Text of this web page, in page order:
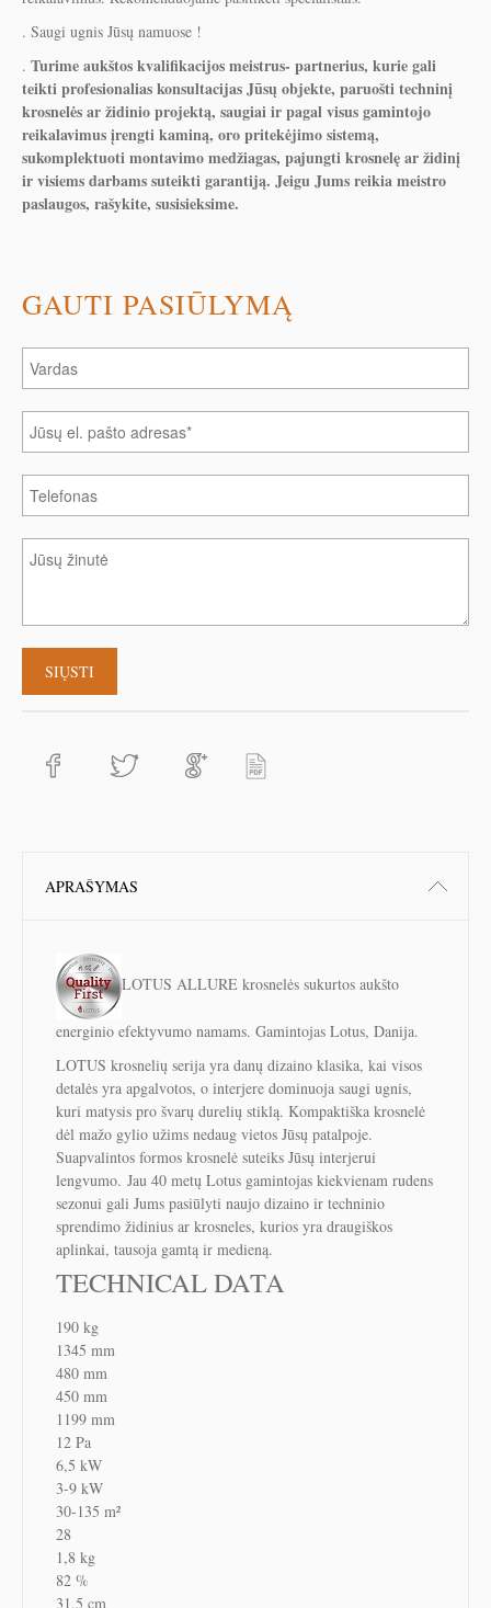
. Saugi ugnis Jūsų namuose !
. Turime aukštos kvalifikacijos meistrus- partnerius, kurie gali
teikti profesionalias konsultacijas Jūsų objekte, paruošti techninį
krosnelės ar židinio projektą, saugiai ir pagal visus gamintojo
reikalavimus įrengti kaminą, oro pritekėjimo sistemą,
sukomplektuoti montavimo medžiagas, pajungti krosnelę ar židinį
ir visiems darbams suteikti garantiją. Jeigu Jums reikia meistro
paslaugos, rašykite, susisieksime.
GAUTI PASIŪLYMĄ
APRAŠYMAS
LOTUS ALLURE krosnelės sukurtos aukšto
energinio efektyvumo namams. Gamintojas Lotus, Danija.
LOTUS krosnelių serija yra danų dizaino klasika, kai visos
detalės yra apgalvotos, o interjere dominuoja saugi ugnis,
kuri matysis pro švarų durelių stiklą. Kompaktiška krosnelė
dėl mažo gylio užims nedaug vietos Jūsų patalpoje.
Suapvalintos formos krosnelė suteiks Jūsų interjerui
lengvumo. Jau 40 metų Lotus gamintojas kiekvienam rudens
sezonui gali Jums pasiūlyti naujo dizaino ir techninio
sprendimo židinius ar krosneles, kurios yra draugiškos
aplinkai, tausoja gamtą ir medieną.
TECHNICAL DATA
190 kg
1345 mm
480 mm
450 mm
1199 mm
12 Pa
6,5 kW
3-9 kW
30-135 m²
28
1,8 kg
82 %
31,5 cm